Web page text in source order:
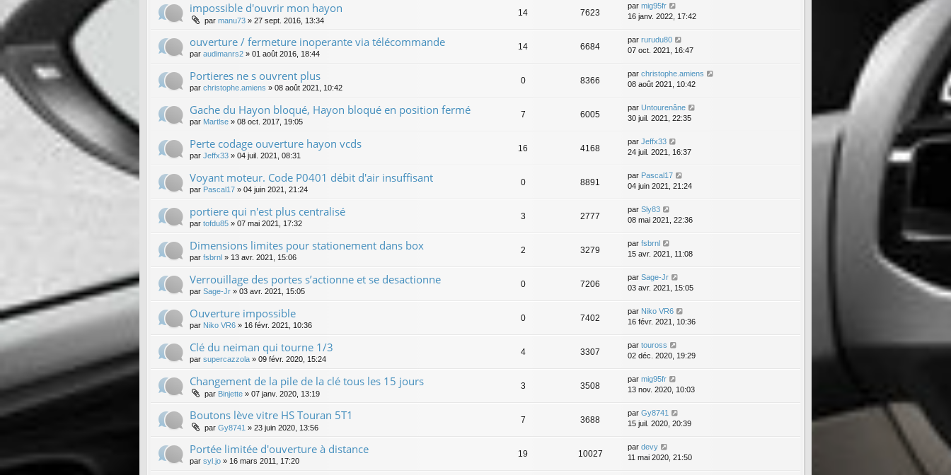
impossible d'ouvrir mon hayon
par manu73 » 27 sept. 2016, 13:34
14 7623
par mig95fr
16 janv. 2022, 17:42
ouverture / fermeture inoperante via télécommande
par audimanrs2 » 01 août 2016, 18:44
14 6684
par rurudu80
07 oct. 2021, 16:47
Portieres ne s ouvrent plus
par christophe.amiens » 08 août 2021, 10:42
0 8366
par christophe.amiens
08 août 2021, 10:42
Gache du Hayon bloqué, Hayon bloqué en position fermé
par Martlse » 08 oct. 2017, 19:05
7 6005
par Untourenâne
30 juil. 2021, 22:35
Perte codage ouverture hayon vcds
par Jeffx33 » 04 juil. 2021, 08:31
16 4168
par Jeffx33
24 juil. 2021, 16:37
Voyant moteur. Code P0401 débit d'air insuffisant
par Pascal17 » 04 juin 2021, 21:24
0 8891
par Pascal17
04 juin 2021, 21:24
portiere qui n'est plus centralisé
par tofdu85 » 07 mai 2021, 17:32
3 2777
par Sly83
08 mai 2021, 22:36
Dimensions limites pour stationement dans box
par fsbrnl » 13 avr. 2021, 15:06
2 3279
par fsbrnl
15 avr. 2021, 11:08
Verrouillage des portes s’actionne et se desactionne
par Sage-Jr » 03 avr. 2021, 15:05
0 7206
par Sage-Jr
03 avr. 2021, 15:05
Ouverture impossible
par Niko VR6 » 16 févr. 2021, 10:36
0 7402
par Niko VR6
16 févr. 2021, 10:36
Clé du neiman qui tourne 1/3
par supercazzola » 09 févr. 2020, 15:24
4 3307
par touross
02 déc. 2020, 19:29
Changement de la pile de la clé tous les 15 jours
par Binjette » 07 janv. 2020, 13:19
3 3508
par mig95fr
13 nov. 2020, 10:03
Boutons lève vitre HS Touran 5T1
par Gy8741 » 23 juin 2020, 13:56
7 3688
par Gy8741
15 juil. 2020, 20:39
Portée limitée d'ouverture à distance
par syl.jo » 16 mars 2011, 17:20
19 10027
par devy
11 mai 2020, 21:50